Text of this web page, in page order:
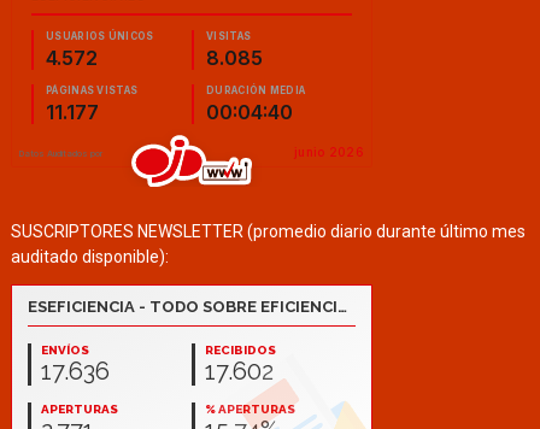
SUSCRIPTORES NEWSLETTER (promedio diario durante último mes
auditado disponible):